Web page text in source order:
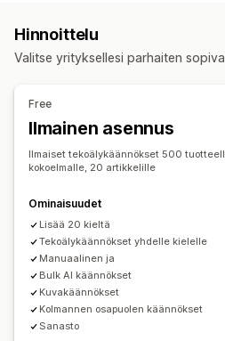
Vaihtimen design
URL-osoitteen käännös
Vaihtimen design
Hinnoittelu
Valitse yrityksellesi parhaiten
Free
Ilmainen asennus
Ilmaiset tekoälykäännökset 500
kokoelmalle, 20 artikkelille
Ominaisuudet
Lisää 20 kieltä
Tekoälykäännökset yhdelle kielelle
Manuaalinen ja
Bulk AI käännökset
Kuvakäännökset
Kolmannen osapuolen käännökset
Sanasto